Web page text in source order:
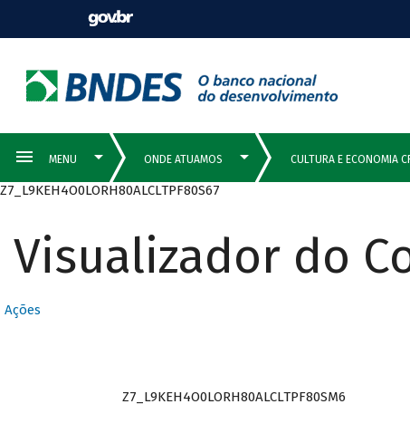
Z7_L9KEH4O0LORH80ALCLTPF80S67
Visualizador do
Ações
Z7_L9KEH4O0LORH80ALCLTPF80SM6